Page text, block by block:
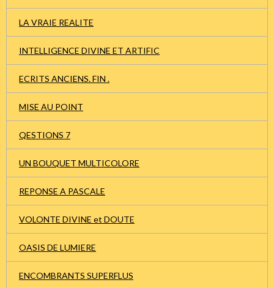
LA VRAIE REALITE
INTELLIGENCE DIVINE ET ARTIFIC
ECRITS ANCIENS. FIN .
MISE AU POINT
QESTIONS 7
UN BOUQUET MULTICOLORE
REPONSE A PASCALE
VOLONTE DIVINE et DOUTE
OASIS DE LUMIERE
ENCOMBRANTS SUPERFLUS